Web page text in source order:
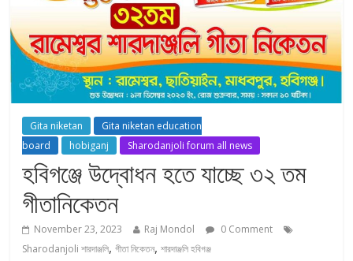
Gita niketan
Gita niketan education
board
hobiganj Sharodanjoli forum all news
হবিগঞ্জে উদ্বোধন হতে যাচ্ছে ৩২ তম
গীতানিকেতন
November 23, 2023 Raj Mondol
0 Comment
Sharodanjoli শারদাঞ্জলি,গীতা নিকেতন,শারদাঞ্জলি হবিগঞ্জ